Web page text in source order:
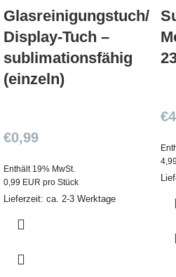
Glasreinigungstuch/
Display-Tuch –
sublimationsfähig
(einzeln)
€0,99
Enthält 19% MwSt.
0,99 EUR pro Stück
Lieferzeit: ca. 2-3 Werktage
€